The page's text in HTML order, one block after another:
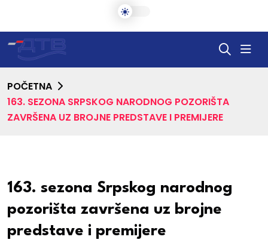
POČETNA
163. SEZONA SRPSKOG NARODNOG POZORIŠTA
ZAVRŠENA UZ BROJNE PREDSTAVE I PREMIJERE
163. sezona Srpskog narodnog
pozorišta završena uz brojne
predstave i premijere